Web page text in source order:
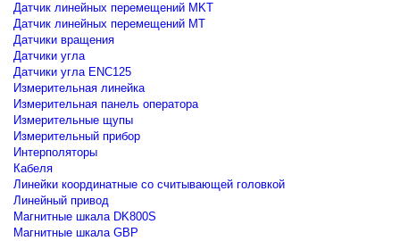
Датчик линейных перемещений MKT
Датчик линейных перемещений MT
Датчики вращения
Датчики угла
Датчики угла ENC125
Измерительная линейка
Измерительная панель оператора
Измерительные щупы
Измерительный прибор
Интерполяторы
Кабеля
Линейки координатные со считывающей головкой
Линейный привод
Магнитные шкала DK800S
Магнитные шкала GBP